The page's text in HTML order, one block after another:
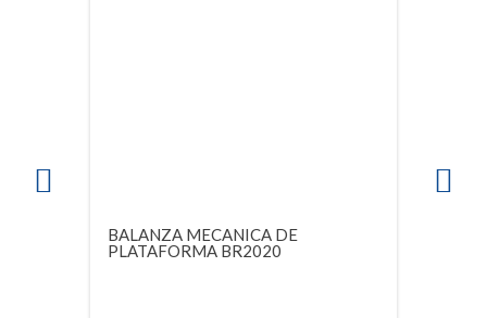
BALANZA MECANICA DE
PLATAFORMA BR2020